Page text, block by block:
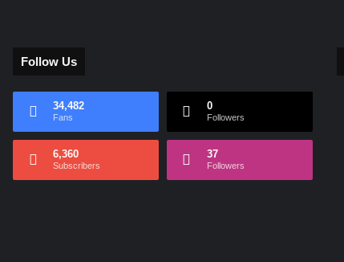
Follow Us
34,482
Fans
0
Followers
6,360
Subscribers
37
Followers